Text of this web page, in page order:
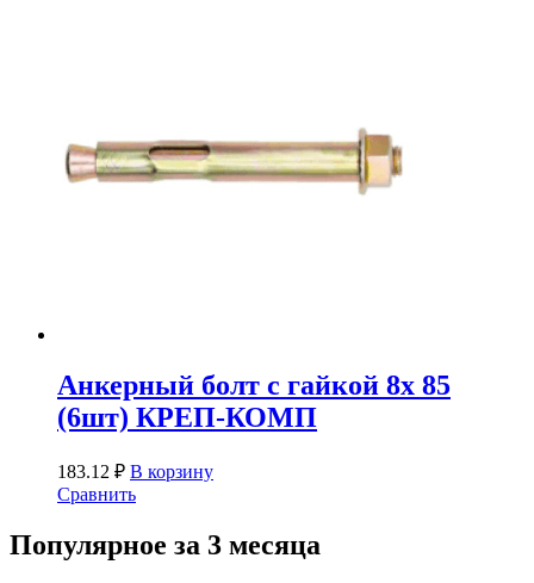
Анкерный болт с гайкой 8х 85
(6шт) КРЕП-КОМП
183.12 ₽ В корзину
Сравнить
Популярное за 3 месяца